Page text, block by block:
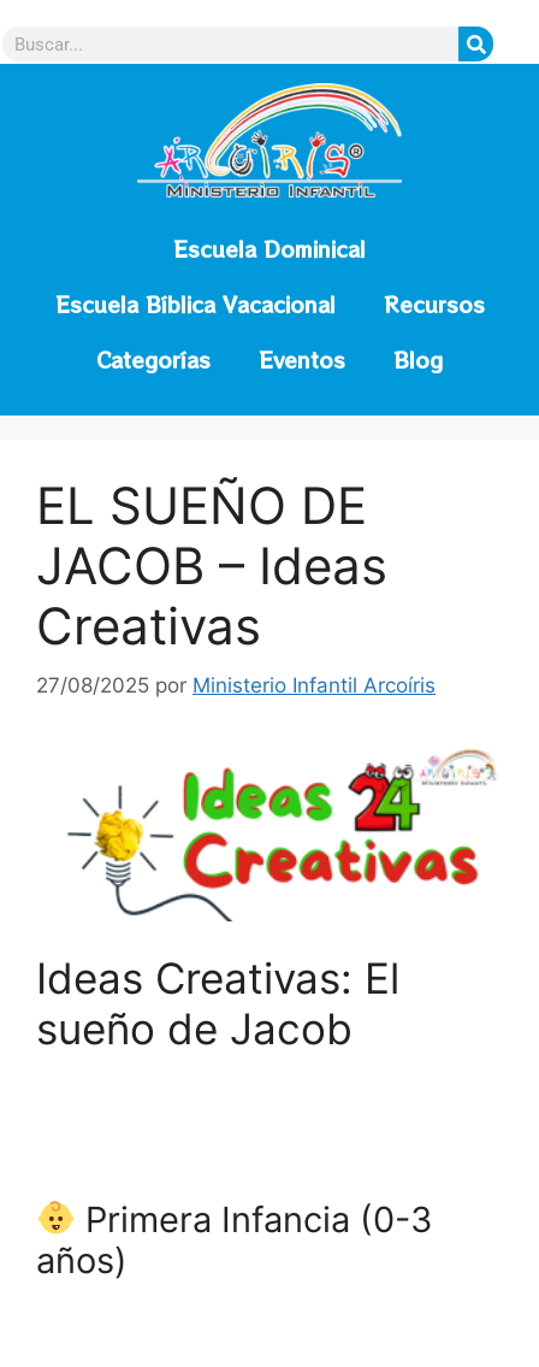
Escuela Dominical
Escuela Bíblica Vacacional
Recursos
Categorías
Eventos Blog
EL SUEÑO DE
JACOB – Ideas
Creativas
27/08/2025 por Ministerio Infantil Arcoíris
Ideas Creativas: El
sueño de Jacob
Primera Infancia (0-3
años)